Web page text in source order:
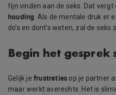
fijn vinden aan de seks. Dat
houding . Als de mentale druk er
do’s en dont’s weten, zal de seks
Begin het gesprek
Gelijk je frustraties op je partner
maar werkt averechts. Het is